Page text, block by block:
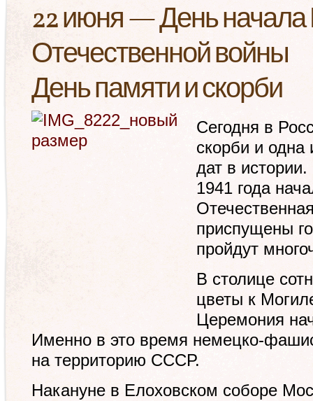
22 июня — День начала
Отечественной войны
День памяти и скорби
Сегодня в
скорби и одна
дат в
1941 года
приспущены
пройдут
В столице
цветы к
Церемония
Именно в это время немецко-
на территорию СССР.
Накануне в Елоховском соборе